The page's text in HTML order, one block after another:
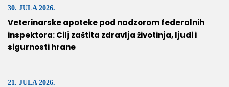
30. JULA 2026.
Veterinarske apoteke pod nadzorom federalnih
inspektora: Cilj zaštita zdravlja životinja, ljudi i
sigurnosti hrane
21. JULA 2026.